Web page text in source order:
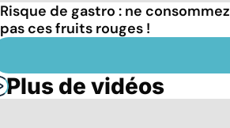
Risque de gastro : ne consommez
pas ces fruits rouges !
Plus de vidéos